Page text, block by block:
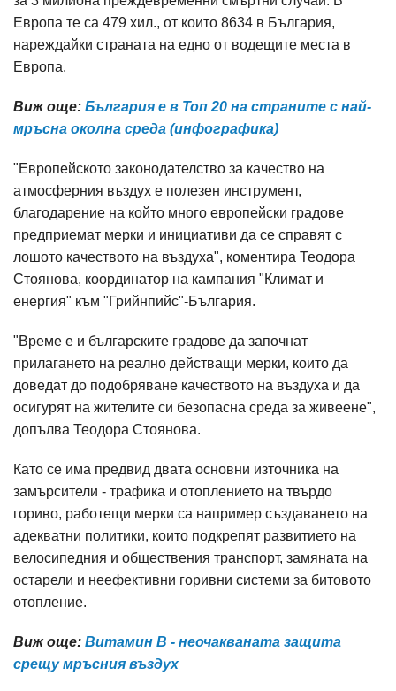
Европа те са 479 хил., от които 8634 в България,
нареждайки страната на едно от водещите места в
Европа.
Виж още: България е в Топ 20 на страните с най-
мръсна околна среда (инфографика)
"Европейското законодателство за качество на
атмосферния въздух е полезен инструмент,
благодарение на който много европейски градове
предприемат мерки и инициативи да се справят с
лошото качеството на въздуха", коментира Теодора
Стоянова, координатор на кампания "Климат и
енергия" към "Грийнпийс"-България.
"Време е и българските градове да започнат
прилагането на реално действащи мерки, които да
доведат до подобряване качеството на въздуха и да
осигурят на жителите си безопасна среда за живеене",
допълва Теодора Стоянова.
Като се има предвид двата основни източника на
замърсители - трафика и отоплението на твърдо
гориво, работещи мерки са например създаването на
адекватни политики, които подкрепят развитието на
велосипедния и обществения транспорт, замяната на
остарели и неефективни горивни системи за битовото
отопление.
Виж още: Витамин B - неочакваната защита
срещу мръсния въздух